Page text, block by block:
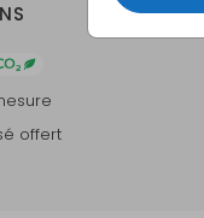
offert